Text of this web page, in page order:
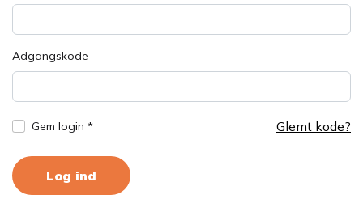
Adgangskode
Gem login * Glemt kode?
Log ind